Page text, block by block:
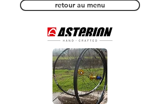
retour au menu